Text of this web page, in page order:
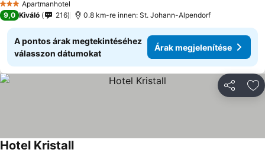
3 KategóriaApartmanhotel
9,0 Kiváló 216 0.8 km-re innen: St. Johann-Alpendorf
A pontos árak megtekintéséhez
válasszon dátumokat
Árak megjelenítése
Hotel Kristall